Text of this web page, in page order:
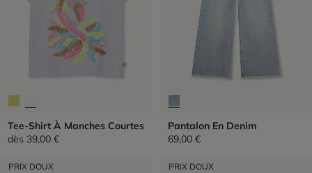
Tee-Shirt À Manches Courtes
dès 39,00 €
Pantalon En Denim
69,00 €
PRIX DOUX PRIX DOUX